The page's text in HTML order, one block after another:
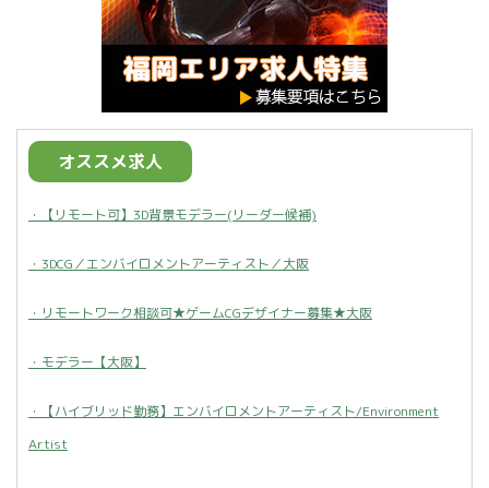
オススメ求人
・【リモート可】3D背景モデラー(リーダー候補)
・3DCG／エンバイロメントアーティスト／大阪
・リモートワーク相談可★ゲームCGデザイナー募集★大阪
・モデラー【大阪】
・【ハイブリッド勤務】エンバイロメントアーティスト/Environment
Artist